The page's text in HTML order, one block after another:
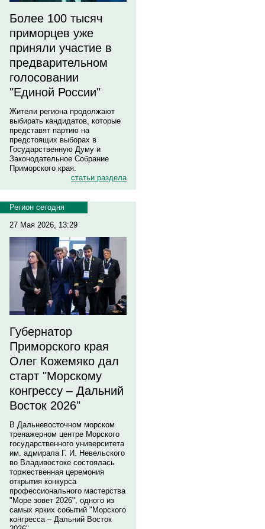
Более 100 тысяч
приморцев уже
приняли участие в
предварительном
голосовании
"Единой России"
Жители региона продолжают
выбирать кандидатов, которые
представят партию на
предстоящих выборах в
Государственную Думу и
Законодательное Собрание
Приморского края.
статьи раздела
Регион сегодня
27 Мая 2026, 13:29
Губернатор
Приморского края
Олег Кожемяко дал
старт "Морскому
конгрессу – Дальний
Восток 2026"
В Дальневосточном морском
тренажерном центре Морского
государственного университета
им. адмирала Г. И. Невельского
во Владивостоке состоялась
торжественная церемония
открытия конкурса
профессионального мастерства
"Море зовет 2026", одного из
самых ярких событий "Морского
конгресса – Дальний Восток